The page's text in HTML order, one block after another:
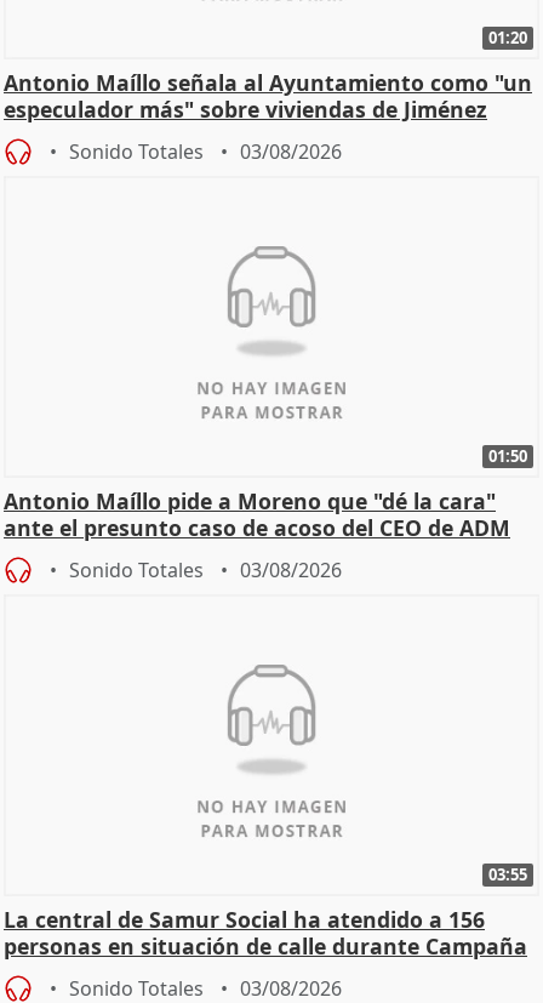
01:20
Antonio Maíllo señala al Ayuntamiento como "un
especulador más" sobre viviendas de Jiménez
Becerril
Sonido Totales 03/08/2026
01:50
Antonio Maíllo pide a Moreno que "dé la cara"
ante el presunto caso de acoso del CEO de ADM
Sonido Totales 03/08/2026
03:55
La central de Samur Social ha atendido a 156
personas en situación de calle durante Campaña
de Calor
Sonido Totales 03/08/2026